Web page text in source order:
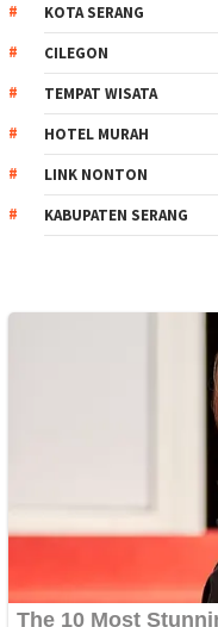
KOTA SERANG
CILEGON
TEMPAT WISATA
HOTEL MURAH
LINK NONTON
KABUPATEN SERANG